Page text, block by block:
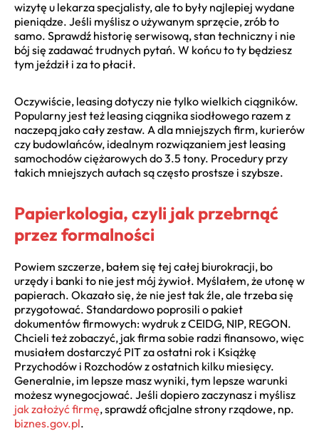
wizytę u lekarza specjalisty, ale to były najlepiej wydane
pieniądze. Jeśli myślisz o używanym sprzęcie, zrób to
samo. Sprawdź historię serwisową, stan techniczny i nie
bój się zadawać trudnych pytań. W końcu to ty będziesz
tym jeździł i za to płacił.
Oczywiście, leasing dotyczy nie tylko wielkich ciągników.
Popularny jest też leasing ciągnika siodłowego razem z
naczepą jako cały zestaw. A dla mniejszych firm, kurierów
czy budowlańców, idealnym rozwiązaniem jest leasing
samochodów ciężarowych do 3.5 tony. Procedury przy
takich mniejszych autach są często prostsze i szybsze.
Papierkologia, czyli jak przebrnąć
przez formalności
Powiem szczerze, bałem się tej całej biurokracji, bo
urzędy i banki to nie jest mój żywioł. Myślałem, że utonę w
papierach. Okazało się, że nie jest tak źle, ale trzeba się
przygotować. Standardowo poprosili o pakiet
dokumentów firmowych: wydruk z CEIDG, NIP, REGON.
Chcieli też zobaczyć, jak firma sobie radzi finansowo, więc
musiałem dostarczyć PIT za ostatni rok i Książkę
Przychodów i Rozchodów z ostatnich kilku miesięcy.
Generalnie, im lepsze masz wyniki, tym lepsze warunki
możesz wynegocjować. Jeśli dopiero zaczynasz i myślisz
jak założyć firmę, sprawdź oficjalne strony rządowe, np.
biznes.gov.pl.